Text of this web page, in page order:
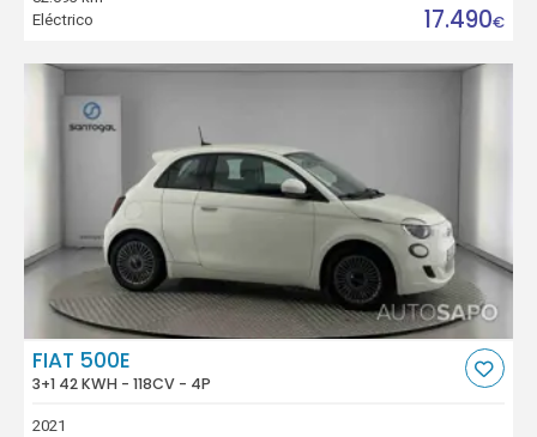
Eléctrico
17.490€
FIAT 500E
3+1 42 KWH - 118CV - 4P
2021